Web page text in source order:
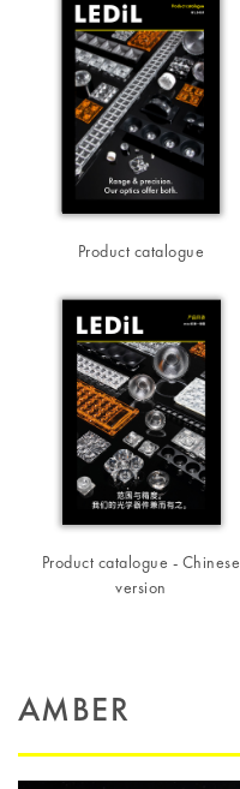
Product catalogue
Product catalogue - Chinese
version
AMBER